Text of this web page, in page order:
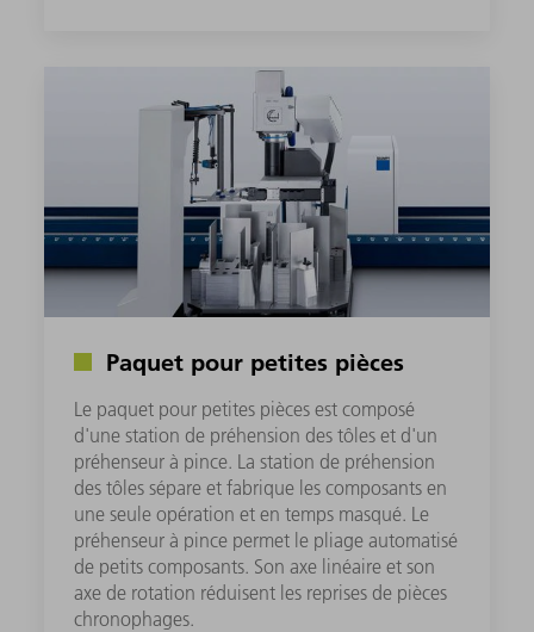
Paquet pour petites pièces
Le paquet pour petites pièces est composé
d'une station de préhension des tôles et d'un
préhenseur à pince. La station de préhension
des tôles sépare et fabrique les composants en
une seule opération et en temps masqué. Le
préhenseur à pince permet le pliage automatisé
de petits composants. Son axe linéaire et son
axe de rotation réduisent les reprises de pièces
chronophages. ​